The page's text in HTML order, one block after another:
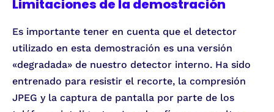
Limitaciones de la demostración
Es importante tener en cuenta que el detector
utilizado en esta demostración es una versión
«degradada» de nuestro detector interno. Ha sido
entrenado para resistir el recorte, la compresión
JPEG y la captura de pantalla por parte de los